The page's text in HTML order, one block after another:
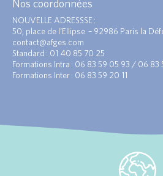
Nos coordonnées
NOUVELLE ADRESSSE :
50, place de l’Ellipse – 92986 Paris la
contact@afges.com
Standard : 01 40 85 70 25
Formations Intra : 06 83 59 05 93 / 06 83
Formations Inter : 06 83 59 20 11